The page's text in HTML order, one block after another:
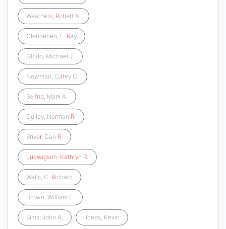
Weathers, Robert A.
Clendenen, E. Ray
Glodo, Michael J.
Newman, Carey C.
Seifrid, Mark A.
Gulley, Norman R.
Stiver, Dan R.
Ludwigson, Kathryn R.
Wells, C. Richard
Brown, William E.
Sims, John A, Jones, Kevin